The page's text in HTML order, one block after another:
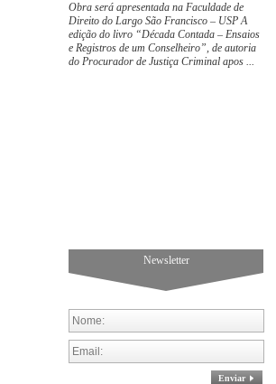
Obra será apresentada na Faculdade de
Direito do Largo São Francisco – USP A
edição do livro “Década Contada – Ensaios
e Registros de um Conselheiro”, de autoria
do Procurador de Justiça Criminal apos ...
Newsletter
Enviar